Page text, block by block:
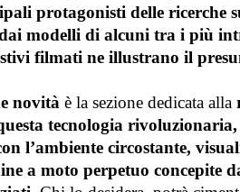
protagonisti delle ricerche
modelli di alcuni tra i più
filmati ne illustrano il
novità è la sezione dedicata alla
tecnologia
l’ambiente circostante,
a moto perpetuo concepite